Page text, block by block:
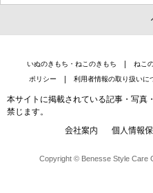
いぬのきもち・ねこのきもち ねこ
ポリシー
利用者情報の取り扱いに
本サイトに掲載されている記事・写真
禁じます。
会社案内 個人情報
Copyright © Benesse Style Care